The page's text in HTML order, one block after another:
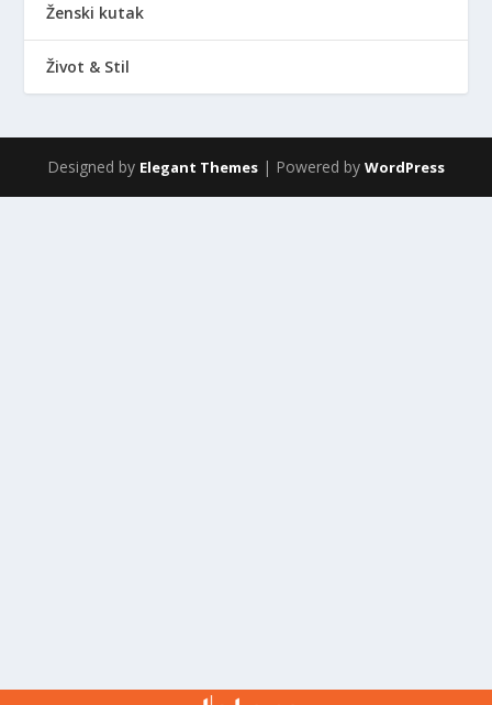
Ženski kutak
Život & Stil
Designed by Elegant Themes | Powered by WordPress